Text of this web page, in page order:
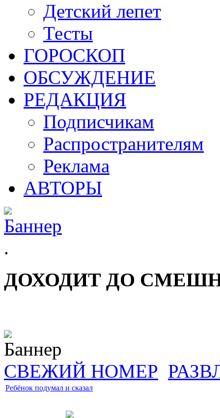
Детский лепет
Тесты
ГОРОСКОП
ОБСУЖДЕНИЕ
РЕДАКЦИЯ
Подписчикам
Распространителям
Реклама
АВТОРЫ
.
ДОХОДИТ ДО
СВЕЖИЙ НОМЕР
Ребёнок подумал и сказал